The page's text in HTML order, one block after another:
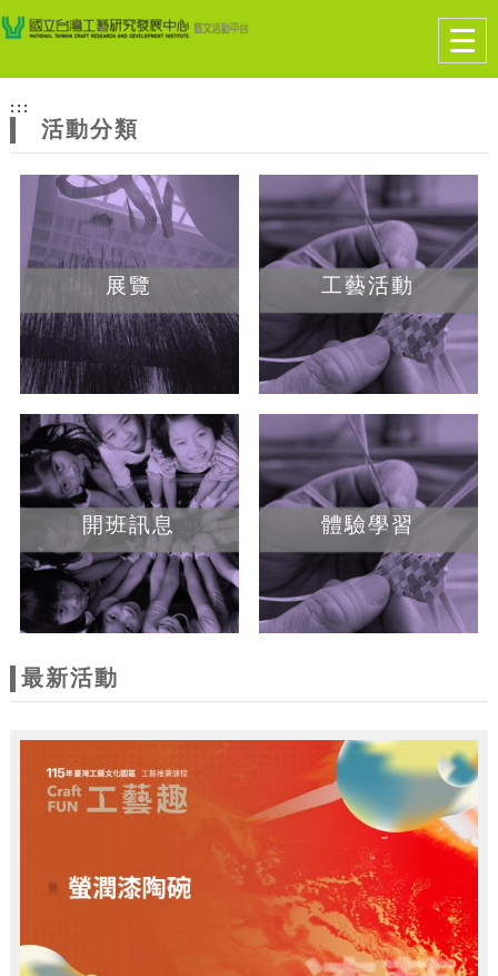
網
站
主
題
跳到主要內容
網站導覽
:::
活動分類
展覽 工藝活動
開班訊息 體驗學習
最新活動